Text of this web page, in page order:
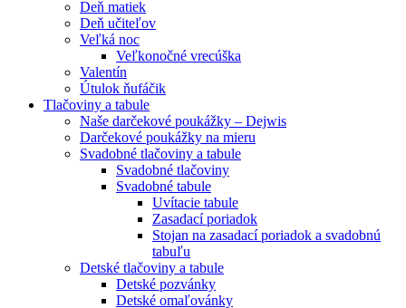
Deň matiek
Deň učiteľov
Veľká noc
Veľkonočné vrecúška
Valentín
Útulok ňufáčik
Tlačoviny a tabule
Naše darčekové poukážky – Dejwis
Darčekové poukážky na mieru
Svadobné tlačoviny a tabule
Svadobné tlačoviny
Svadobné tabule
Uvítacie tabule
Zasadací poriadok
Stojan na zasadací poriadok a svadobnú
tabuľu
Detské tlačoviny a tabule
Detské pozvánky
Detské omaľovánky